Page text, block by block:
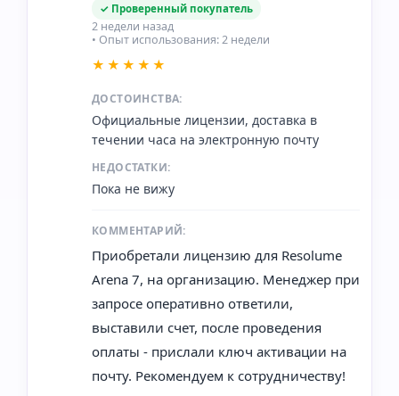
✓ Проверенный покупатель
2 недели назад
• Опыт использования: 2 недели
★★★★★
ДОСТОИНСТВА:
Официальные лицензии, доставка в
течении часа на электронную почту
НЕДОСТАТКИ:
Пока не вижу
КОММЕНТАРИЙ:
Приобретали лицензию для Resolume
Arena 7, на организацию. Менеджер при
запросе оперативно ответили,
выставили счет, после проведения
оплаты - прислали ключ активации на
почту. Рекомендуем к сотрудничеству!